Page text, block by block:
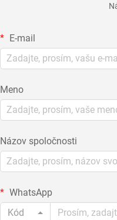
E-mail
Meno
Názov spoločnosti
WhatsApp
Kód